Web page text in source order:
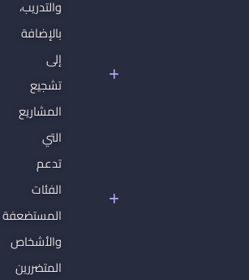
والتدريب،
بالإضافة
إلى
تشجيع
المشاريع
التي
تدعم
الفئات
المستضعفة
والأشخاص
المتضررين